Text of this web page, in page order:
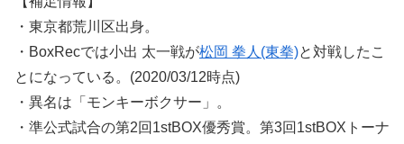
・東京都荒川区出身。
・BoxRecでは小出 太一戦が松岡 拳人(東拳)と対戦したこ
とになっている。(2020/03/12時点)
・異名は「モンキーボクサー」。
・準公式試合の第2回1stBOX優秀賞。第3回1stBOXトーナ